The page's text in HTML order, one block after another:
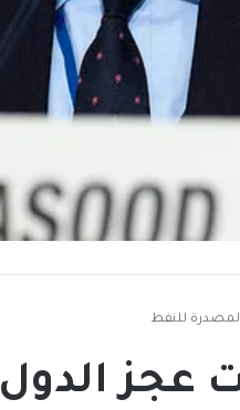
في 5 سنوات عجز الدول